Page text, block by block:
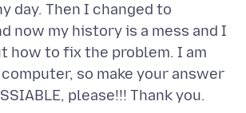
day. Then I changed to
now my history is a mess and I
how to fix the problem. I am
so make your answer